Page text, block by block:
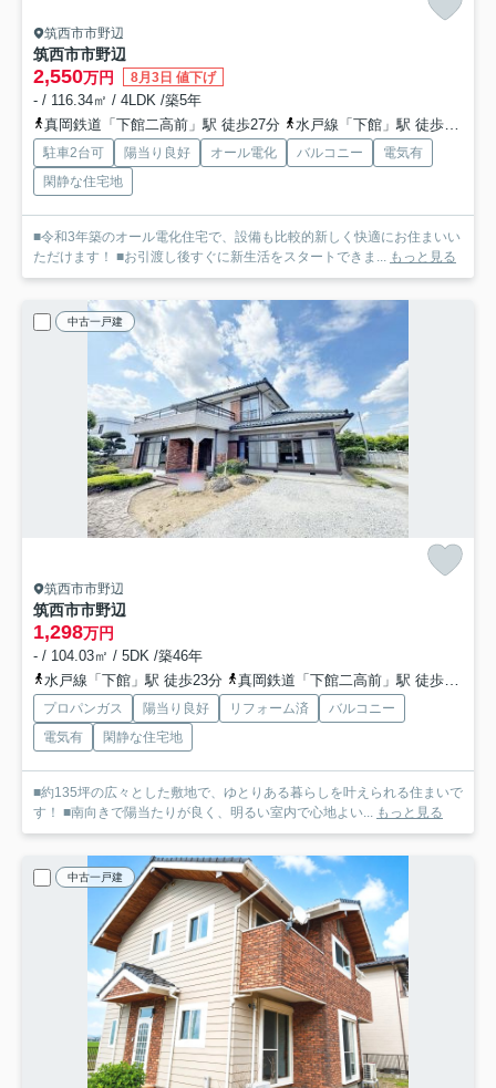
筑西市市野辺
筑西市市野辺
2,550万円 8月3日 値下げ
- / 116.34㎡ / 4LDK /築5年
真岡鉄道「下館二高前」駅 徒歩27分
水戸線「下館」駅 徒歩28分
駐車2台可 陽当り良好 オール電化 バルコニー
電気有
閑静な住宅地
■令和3年築のオール電化住宅で、設備も比較的新しく快適にお住まいい
ただけます！ ■お引渡し後すぐに新生活をスタートできま... もっと見る
中古一戸建
筑西市市野辺
筑西市市野辺
1,298万円
- / 104.03㎡ / 5DK /築46年
水戸線「下館」駅 徒歩23分
真岡鉄道「下館二高前」駅 徒歩28分
プロパンガス 陽当り良好 リフォーム済
バルコニー
電気有
閑静な住宅地
■約135坪の広々とした敷地で、ゆとりある暮らしを叶えられる住まいで
す！ ■南向きで陽当たりが良く、明るい室内で心地よい... もっと見る
中古一戸建